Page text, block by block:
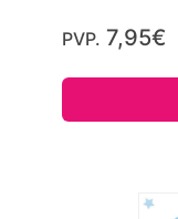
PVP. 7,95€